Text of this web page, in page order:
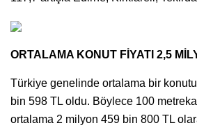
ORTALAMA KONUT FİYATI 2,5
Türkiye genelinde ortalama bir
bin 598 TL oldu. Böylece 100
ortalama 2 milyon 459 bin 800 TL